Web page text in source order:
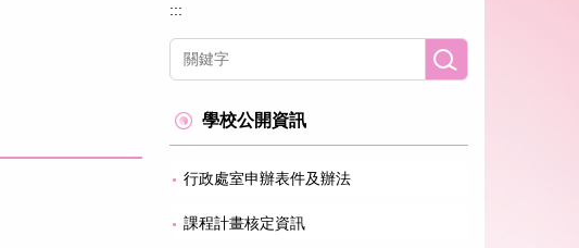
:::
學校公開資訊
行政處室申辦表件及辦法
課程計畫核定資訊